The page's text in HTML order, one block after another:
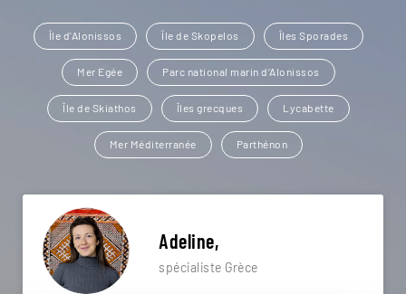
Île d'Alonissos Île de Skopelos Îles Sporades
Mer Egée Parc national marin d’Alonissos
Île de Skiathos Îles grecques Lycabette
Mer Méditerranée Parthénon
Adeline,
spécialiste Grèce